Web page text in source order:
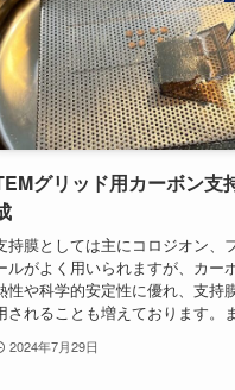
グリッド用カーボン支
持膜としては主にコロジオン、
ルがよく用いられますが、カー
性や科学的安定性に優れ、支持
されることも増えております。
2024年7月29日